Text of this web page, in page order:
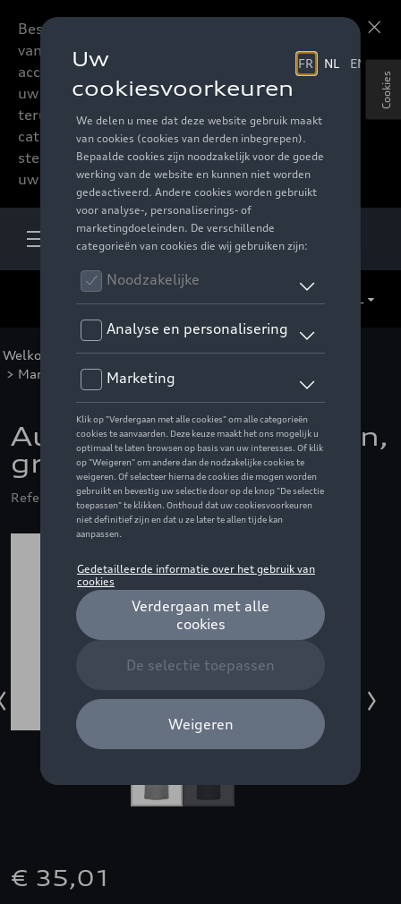
Beste accessoires-lovers,
vanaf nu kan u het hele
accessoire assortiment van
uw favoriete merk
terugvinden in de online
catalogus. Deze kunnen
steeds besteld worden via
uw verdeler.
Welkom Voor u >Audi Sport Collectie >Kleding
> Mannen >T-shirts/polos
Audi Sport t-shirt, heren,
grijs melange - 3XL
Referentie: ZZQ3132502007
€ 35,01
Cookies